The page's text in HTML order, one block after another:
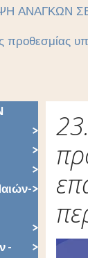
ΑΝΑΓΚΩΝ
προθεσμίας
-